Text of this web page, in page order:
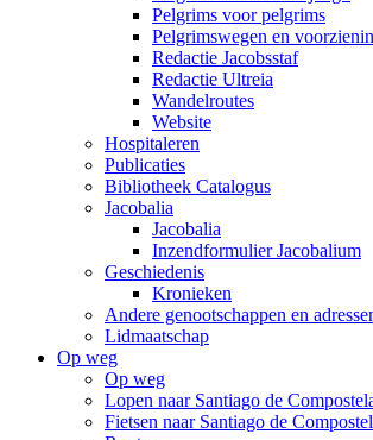
Pelgrims voor pelgrims
Pelgrimswegen en
Redactie Jacobsstaf
Redactie Ultreia
Wandelroutes
Website
Hospitaleren
Publicaties
Bibliotheek Catalogus
Jacobalia
Jacobalia
Inzendformulier Jacobalium
Geschiedenis
Kronieken
Andere genootschappen en
Lidmaatschap
Op weg
Op weg
Lopen naar Santiago de
Fietsen naar Santiago de